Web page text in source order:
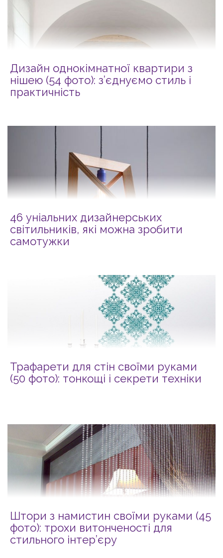
Дизайн однокімнатної квартири з
нішею (54 фото): з’єднуємо стиль і
практичність
46 уніальних дизайнерських
світильників, які можна зробити
самотужки
Трафарети для стін своїми руками
(50 фото): тонкощі і секрети техніки
Штори з намистин своїми руками (45
фото): трохи витонченості для
стильного інтер’єру